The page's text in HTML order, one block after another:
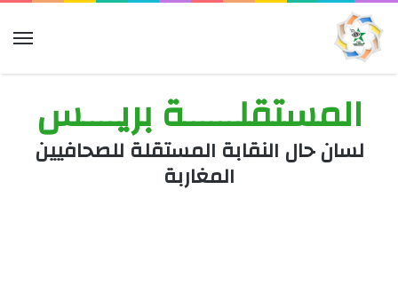
المستقلــــــة بريــــس
لسان حال النقابة المستقلة للصحافيين
المغاربة